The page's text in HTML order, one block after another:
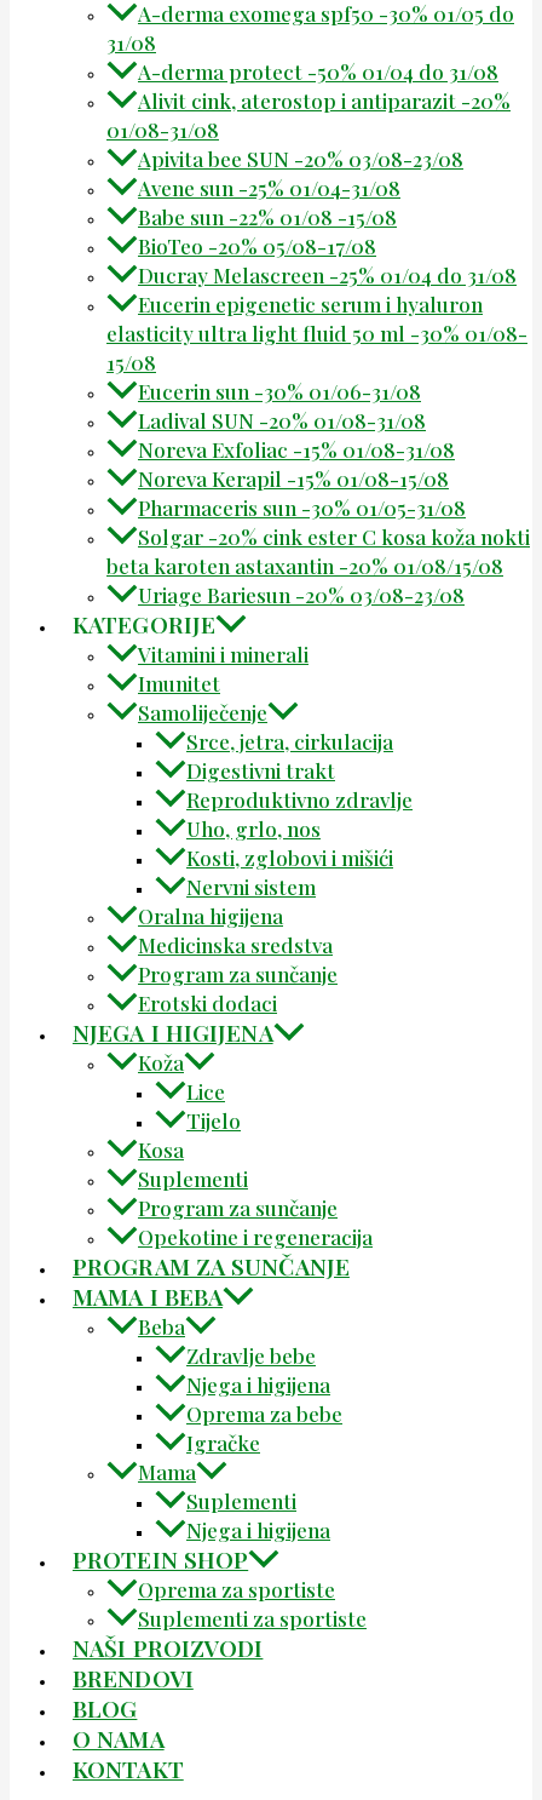
A-derma exomega spf50 -30% 01/05 do
31/08
A-derma protect -50% 01/04 do 31/08
Alivit cink, aterostop i antiparazit -20%
01/08-31/08
Apivita bee SUN -20% 03/08-23/08
Avene sun -25% 01/04-31/08
Babe sun -22% 01/08 -15/08
BioTeo -20% 05/08-17/08
Ducray Melascreen -25% 01/04 do 31/08
Eucerin epigenetic serum i hyaluron
elasticity ultra light fluid 50 ml -30% 01/08-
15/08
Eucerin sun -30% 01/06-31/08
Ladival SUN -20% 01/08-31/08
Noreva Exfoliac -15% 01/08-31/08
Noreva Kerapil -15% 01/08-15/08
Pharmaceris sun -30% 01/05-31/08
Solgar -20% cink ester C kosa koža nokti
beta karoten astaxantin -20% 01/08/15/08
Uriage Bariesun -20% 03/08-23/08
KATEGORIJE
Vitamini i minerali
Imunitet
Samoliječenje
Srce, jetra, cirkulacija
Digestivni trakt
Reproduktivno zdravlje
Uho, grlo, nos
Kosti, zglobovi i mišići
Nervni sistem
Oralna higijena
Medicinska sredstva
Program za sunčanje
Erotski dodaci
NJEGA I HIGIJENA
Koža
Lice
Tijelo
Kosa
Suplementi
Program za sunčanje
Opekotine i regeneracija
PROGRAM ZA SUNČANJE
MAMA I BEBA
Beba
Zdravlje bebe
Njega i higijena
Oprema za bebe
Igračke
Mama
Suplementi
Njega i higijena
PROTEIN SHOP
Oprema za sportiste
Suplementi za sportiste
NAŠI PROIZVODI
BRENDOVI
BLOG
O NAMA
KONTAKT